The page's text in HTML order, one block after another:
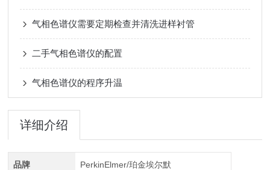
气相色谱仪需要定期检查并清洗进样衬管
二手气相色谱仪的配置
气相色谱仪的程序升温
详细介绍
品牌 PerkinElmer/珀金埃尔默